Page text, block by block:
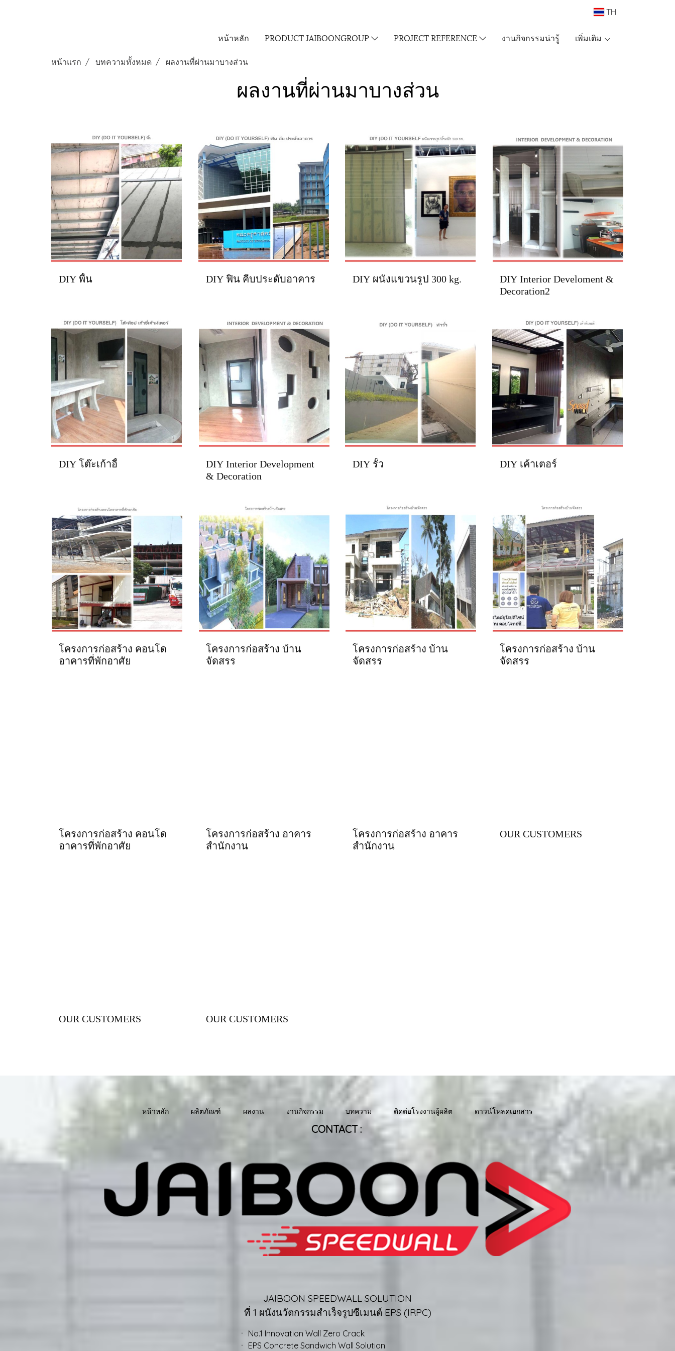
TH
หน้าหลัก PRODUCT JAIBOONGROUP PROJECT REFERENCE งานกิจกรรมน่ารู้ เพิ่มเติม
หน้าแรก บทความทั้งหมด ผลงานที่ผ่านมาบางส่วน
ผลงานที่ผ่านมาบางส่วน
DIY พื้น DIY ฟิน คีบประดับอาคาร DIY ผนังแขวนรูป 300 kg.
DIY Interior Develoment &
Decoration2
DIY โต๊ะเก้าอี้
DIY Interior Development
& Decoration
DIY รั้ว DIY เค้าเตอร์
โครงการก่อสร้าง คอนโด
อาคารที่พักอาศัย
โครงการก่อสร้าง บ้าน
จัดสรร
โครงการก่อสร้าง บ้าน
จัดสรร
โครงการก่อสร้าง บ้าน
จัดสรร
โครงการก่อสร้าง คอนโด
อาคารที่พักอาศัย
โครงการก่อสร้าง อาคาร
สำนักงาน
โครงการก่อสร้าง อาคาร
สำนักงาน
OUR CUSTOMERS
OUR CUSTOMERS OUR CUSTOMERS
หน้าหลัก ผลิตภัณฑ์ ผลงาน งานกิจกรรม บทความ ติดต่อโรงงานผู้ผลิต ดาวน์โหลดเอกสาร
CONTACT :
JAIBOON SPEEDWALL SOLUTION
ที่ 1 ผนังนวัตกรรมสำเร็จรูปซีเมนต์ EPS (IRPC)
ㆍ No.1 Innovation Wall Zero Crack
ㆍ EPS Concrete Sandwich Wall Solution